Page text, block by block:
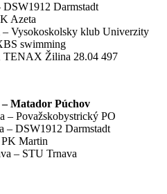
Darmstadt
Azeta
Vysokoskolsky klub Univerzity
swimming
TENAX Žilina 28.04 497
Matador Púchov
– Považskobystrický PO
– DSW1912 Darmstadt
PK Martin
– STU Trnava